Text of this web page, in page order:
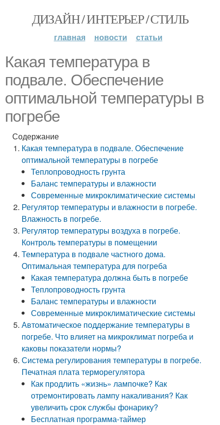
ДИЗАЙН / ИНТЕРЬЕР / СТИЛЬ
главная новости статьи
Какая температура в
подвале. Обеспечение
оптимальной температуры в
погребе
Содержание
Какая температура в подвале. Обеспечение
оптимальной температуры в погребе
Теплопроводность грунта
Баланс температуры и влажности
Современные микроклиматические системы
Регулятор температуры и влажности в погребе.
Влажность в погребе.
Регулятор температуры воздуха в погребе.
Контроль температуры в помещении
Температура в подвале частного дома.
Оптимальная температура для погреба
Какая температура должна быть в погребе
Теплопроводность грунта
Баланс температуры и влажности
Современные микроклиматические системы
Автоматическое поддержание температуры в
погребе. Что влияет на микроклимат погреба и
каковы показатели нормы?
Система регулирования температуры в погребе.
Печатная плата терморегулятора
Как продлить «жизнь» лампочке? Как
отремонтировать лампу накаливания? Как
увеличить срок службы фонарику?
Бесплатная программа-таймер